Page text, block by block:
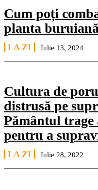
Cum poți
planta buruiană
LA ZI Iulie 13, 2024
Cultura de
distrusă pe
Pământul
pentru a
LA ZI Iulie 28, 2022